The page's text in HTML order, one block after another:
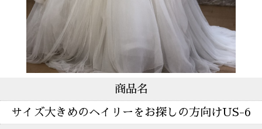
商品名
サイズ大きめのヘイリーをお探しの方向けUS-6